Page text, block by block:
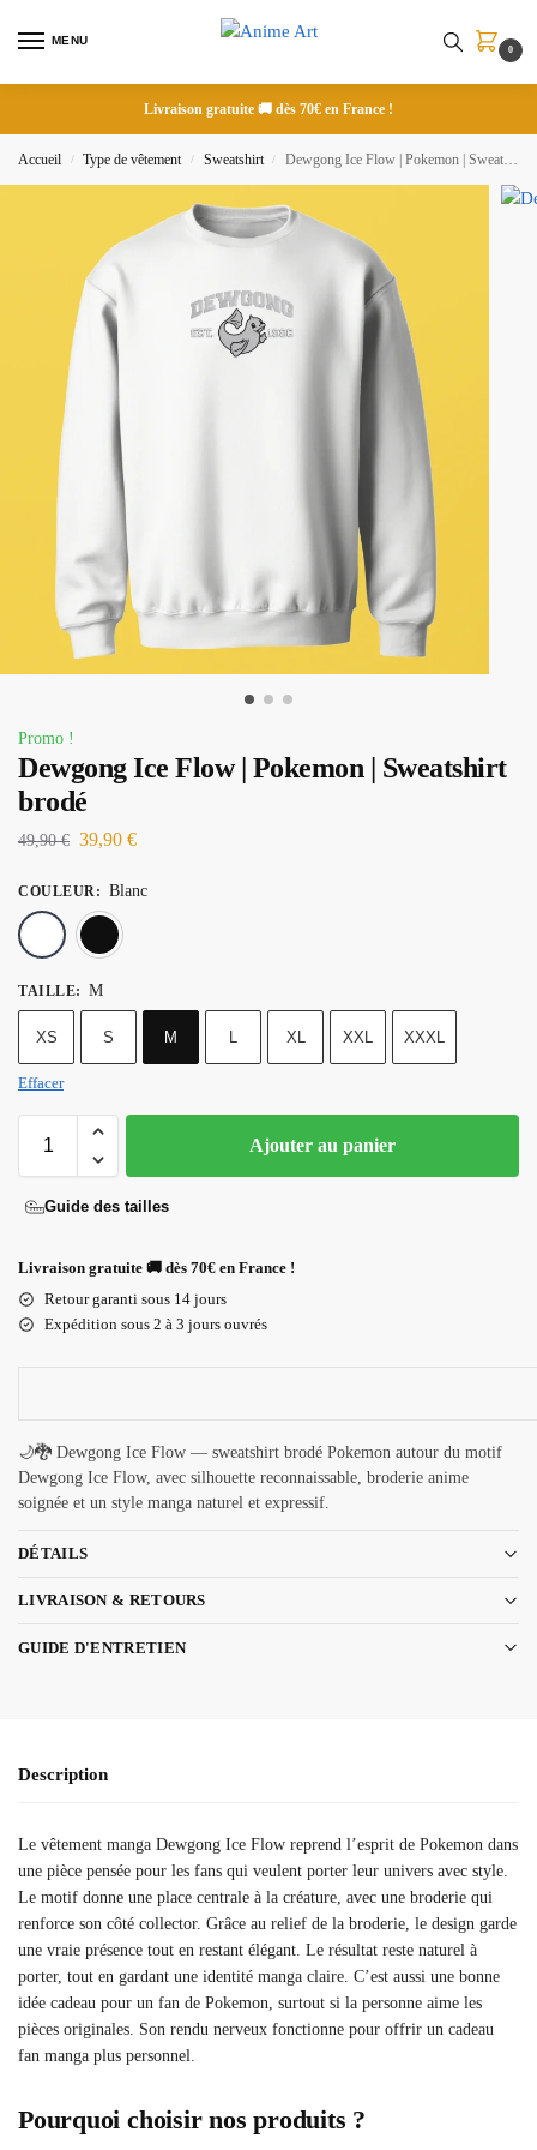
MENU
0
Livraison gratuite 🚚 dès 70€ en France !
Accueil / Type de vêtement / Sweatshirt / Dewgong Ice Flow | Pokemon | Sweatshirt brodé
Promo !
Dewgong Ice Flow | Pokemon | Sweatshirt
brodé
49,90€ 39,90 €
COULEUR : Blanc
TAILLE: M
XS S M L XL XXL XXXL
Effacer
Ajouter au panier
Guide des tailles
Livraison gratuite 🚚 dès 70€ en France !
Retour garanti sous 14 jours
Expédition sous 2 à 3 jours ouvrés
🌙🐉 Dewgong Ice Flow — sweatshirt brodé Pokemon autour du motif
Dewgong Ice Flow, avec silhouette reconnaissable, broderie anime
soignée et un style manga naturel et expressif.
DÉTAILS
LIVRAISON & RETOURS
GUIDE D'ENTRETIEN
Description
Le vêtement manga Dewgong Ice Flow reprend l’esprit de Pokemon dans
une pièce pensée pour les fans qui veulent porter leur univers avec style.
Le motif donne une place centrale à la créature, avec une broderie qui
renforce son côté collector. Grâce au relief de la broderie, le design garde
une vraie présence tout en restant élégant. Le résultat reste naturel à
porter, tout en gardant une identité manga claire. C’est aussi une bonne
idée cadeau pour un fan de Pokemon, surtout si la personne aime les
pièces originales. Son rendu nerveux fonctionne pour offrir un cadeau
fan manga plus personnel.
Pourquoi choisir nos produits ?